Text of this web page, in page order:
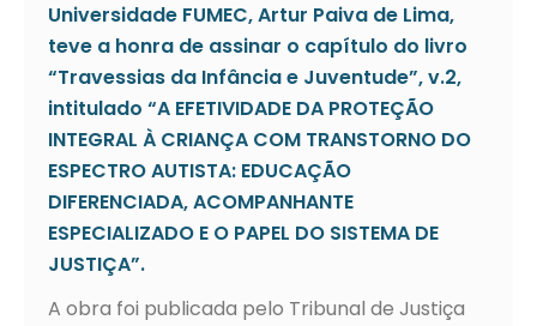
Universidade FUMEC, Artur Paiva de Lima,
teve a honra de assinar o capítulo do livro
“Travessias da Infância e Juventude”, v.2,
intitulado “A EFETIVIDADE DA PROTEÇÃO
INTEGRAL À CRIANÇA COM TRANSTORNO DO
ESPECTRO AUTISTA: EDUCAÇÃO
DIFERENCIADA, ACOMPANHANTE
ESPECIALIZADO E O PAPEL DO SISTEMA DE
JUSTIÇA”.
A obra foi publicada pelo Tribunal de Justiça